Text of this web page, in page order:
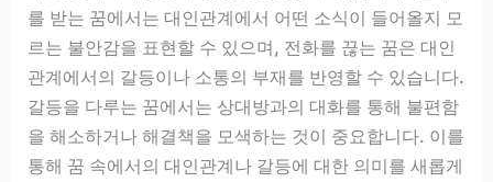
를 받는 꿈에서는 대인관계에서 어떤 소식이 들어올지 모
르는 불안감을 표현할 수 있으며, 전화를 끊는 꿈은 대인
관계에서의 갈등이나 소통의 부재를 반영할 수 있습니다.
갈등을 다루는 꿈에서는 상대방과의 대화를 통해 불편함
을 해소하거나 해결책을 모색하는 것이 중요합니다. 이를
통해 꿈 속에서의 대인관계나 갈등에 대한 의미를 새롭게